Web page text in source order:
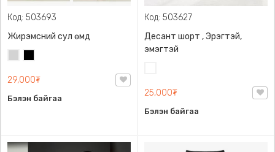
Код: 503693
Жирэмсний сул өмд
29,000₮
Бэлэн байгаа
Код: 503627
Десант шорт , Эрэгтэй,
эмэгтэй
25,000₮
Бэлэн байгаа